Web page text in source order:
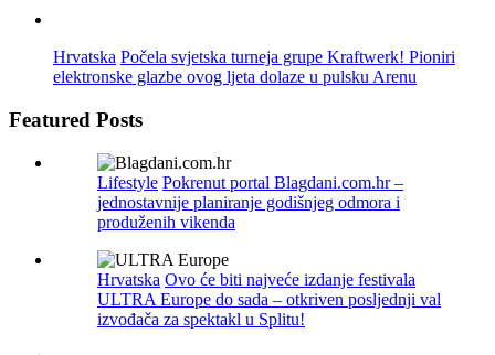
Hrvatska Počela svjetska turneja grupe Kraftwerk! Pioniri
elektronske glazbe ovog ljeta dolaze u pulsku Arenu
Featured Posts
Lifestyle Pokrenut portal Blagdani.com.hr –
jednostavnije planiranje godišnjeg odmora i
produženih vikenda
Hrvatska Ovo će biti najveće izdanje festivala
ULTRA Europe do sada – otkriven posljednji val
izvođača za spektakl u Splitu!